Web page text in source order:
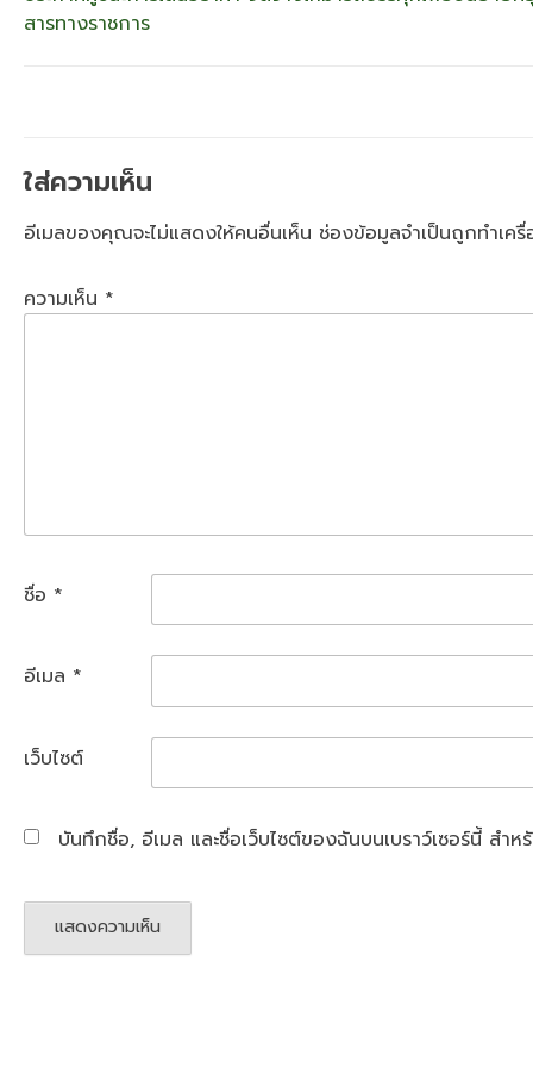
สารทางราชการ
ใส่ความเห็น
อีเมลของคุณจะไม่แสดงให้คนอื่นเห็น ช่องข้อมูลจำเป็นถูกทำเค
ความเห็น *
ชื่อ *
อีเมล *
เว็บไซต์
บันทึกชื่อ, อีเมล และชื่อเว็บไซต์ของฉันบนเบราว์เซอร์นี้ สำ